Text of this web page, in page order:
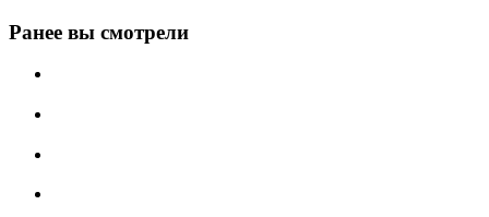
Ранее вы смотрели